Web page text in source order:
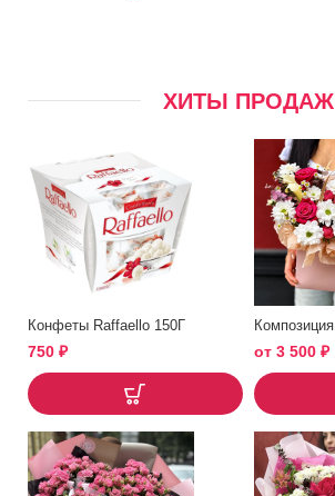
ХИТЫ ПРОДАЖ
Конфеты Raffaello 150Г
750 ₽ от 3 500 ₽